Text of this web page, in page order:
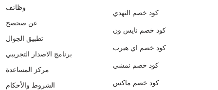
وظائف
عن صحصح
تطبيق الجوال
برنامج الاصدار التجريبي
مركز المساعدة
الشروط والأحكام
كود خصم النهدي
كود خصم نايس ون
كود خصم اي هيرب
كود خصم نمشي
كود خصم ماكس